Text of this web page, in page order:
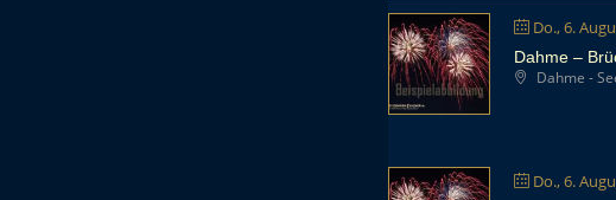
Do., 6.
Dahme –
Dahme -
Do., 6.